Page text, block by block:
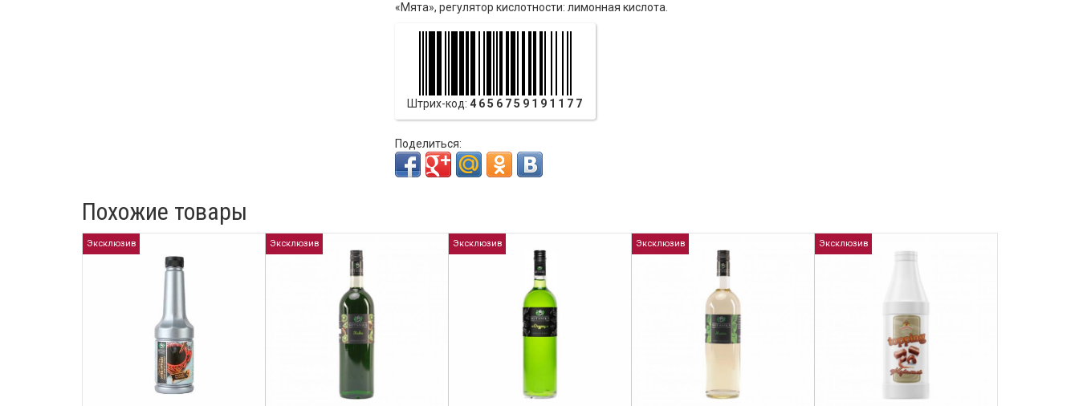
«Мята», регулятор кислотности: лимонная кислота.
Штрих-код: 4656759191177
Поделиться:
Похожие товары
Эксклюзив Эксклюзив Эксклюзив Эксклюзив Эксклюзив